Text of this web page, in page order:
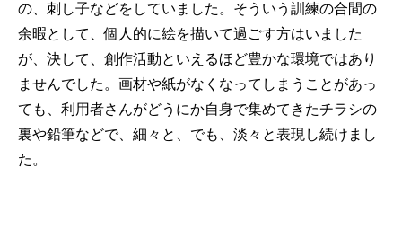
の、刺し子などをしていました。そういう訓練の合間の
余暇として、個人的に絵を描いて過ごす方はいました
が、決して、創作活動といえるほど豊かな環境ではあり
ませんでした。画材や紙がなくなってしまうことがあっ
ても、利用者さんがどうにか自身で集めてきたチラシの
裏や鉛筆などで、細々と、でも、淡々と表現し続けまし
た。